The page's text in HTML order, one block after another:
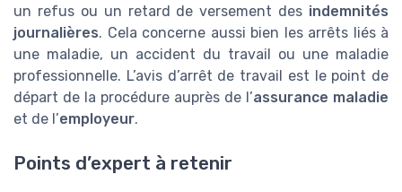
un refus ou un retard de versement des indemnités
journalières. Cela concerne aussi bien les arrêts liés à
une maladie, un accident du travail ou une maladie
professionnelle. L’avis d’arrêt de travail est le point de
départ de la procédure auprès de l’assurance maladie
et de l’employeur.
Points d’expert à retenir